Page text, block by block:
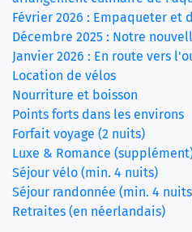
Février 2026 : Empaqueter et
Décembre 2025 : Notre
Janvier 2026 : En route vers
Location de vélos
Nourriture et boisson
Points forts dans les environs
Forfait voyage (2 nuits)
Luxe & Romance
Séjour vélo (min. 4 nuits)
Séjour randonnée (min. 4
Retraites (en néerlandais)